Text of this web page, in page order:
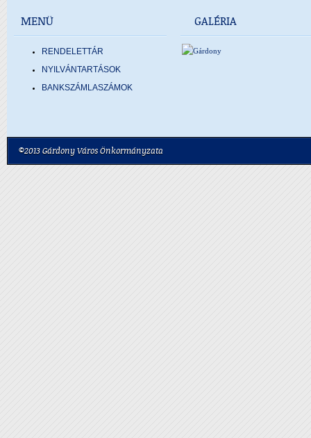
MENÜ
RENDELETTÁR
NYILVÁNTARTÁSOK
BANKSZÁMLASZÁMOK
GALÉRIA
©2013 Gárdony Város Önkormányzata